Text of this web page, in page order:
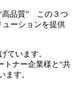
高品質” この３つ
ューションを提供
ています。
トナー企業様と“共
ます。